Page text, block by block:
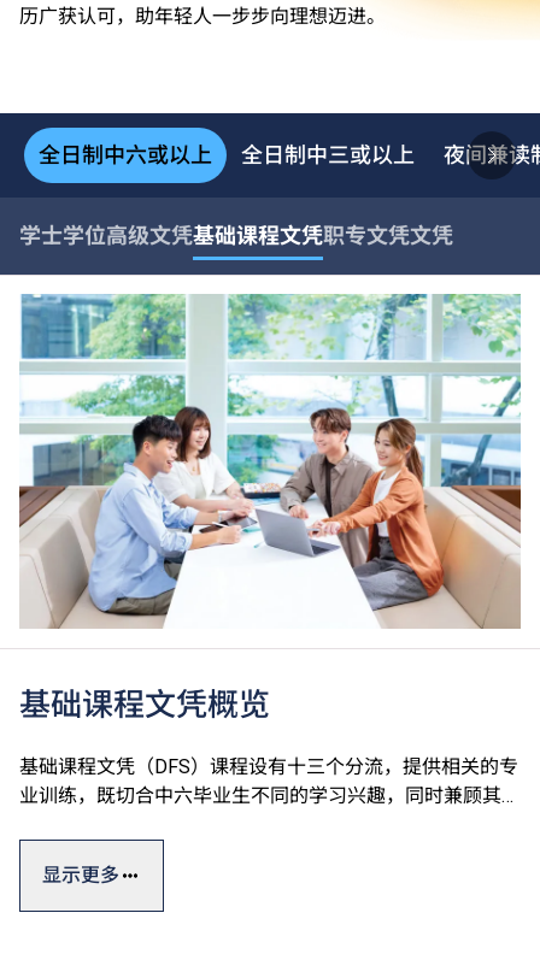
历广获认可，助年轻人一步步向理想迈进。
全日制中六或以上 全日制中三或以上 夜间兼读
学士学位高级文凭基础课程文凭职专文凭文凭
基础课程文凭概览
基础课程文凭（DFS）课程设有十三个分流，提供相关的专
业训练，既切合中六毕业生不同的学习兴趣，同时兼顾其升
讯科技学院（HKIIT）及青年学院（YC）开办，全属政府资
助。
显示更多